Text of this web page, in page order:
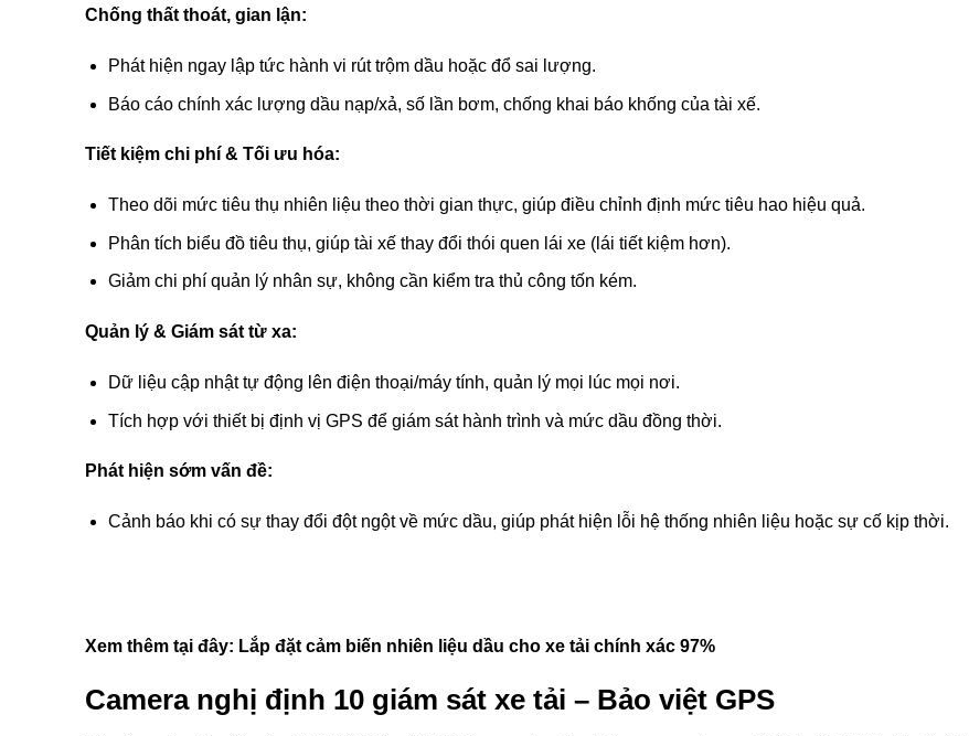
Chống thất thoát, gian lận:
Phát hiện ngay lập tức hành vi rút trộm dầu hoặc đổ sai lượng.
Báo cáo chính xác lượng dầu nạp/xả, số lần bơm, chống khai báo khống của tài xế.
Tiết kiệm chi phí & Tối ưu hóa:
Theo dõi mức tiêu thụ nhiên liệu theo thời gian thực, giúp điều chỉnh định mức tiêu hao hiệu quả.
Phân tích biểu đồ tiêu thụ, giúp tài xế thay đổi thói quen lái xe (lái tiết kiệm hơn).
Giảm chi phí quản lý nhân sự, không cần kiểm tra thủ công tốn kém.
Quản lý & Giám sát từ xa:
Dữ liệu cập nhật tự động lên điện thoại/máy tính, quản lý mọi lúc mọi nơi.
Tích hợp với thiết bị định vị GPS để giám sát hành trình và mức dầu đồng thời.
Phát hiện sớm vấn đề:
Cảnh báo khi có sự thay đổi đột ngột về mức dầu, giúp phát hiện lỗi hệ thống nhiên liệu hoặc sự cố kịp thời.
Xem thêm tại đây: Lắp đặt cảm biến nhiên liệu dầu cho xe tải chính xác 97%
Camera nghị định 10 giám sát xe tải – Bảo việt GPS